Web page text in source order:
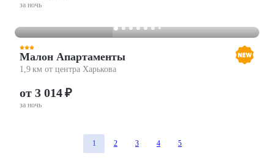
за ночь
Малон Апартаменты
1,9 км от центра Харькова
от 3 014 ₽
за ночь
1 2 3 4 5